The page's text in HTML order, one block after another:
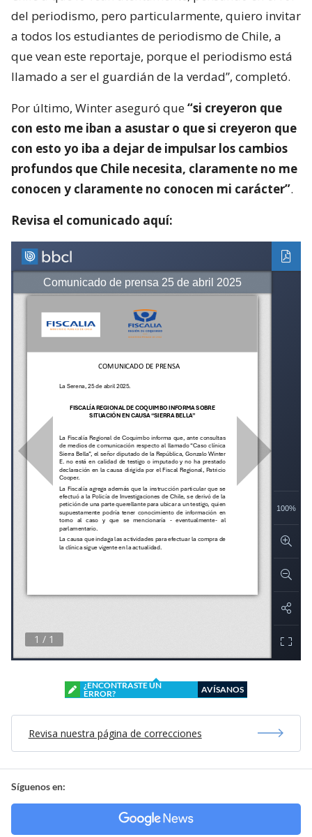
del periodismo, pero particularmente, quiero invitar
a todos los estudiantes de periodismo de Chile, a
que vean este reportaje, porque el periodismo está
llamado a ser el guardián de la verdad”, completó.
Por último, Winter aseguró que“si creyeron que
con esto me iban a asustar o que si creyeron que
con esto yo iba a dejar de impulsar los cambios
profundos que Chile necesita, claramente no me
conocen y claramente no conocen mi carácter”.
Revisa el comunicado aquí:
¿ENCONTRASTE UN
ERROR?
AVÍSANOS
Revisa nuestra página de correcciones
Síguenos en: